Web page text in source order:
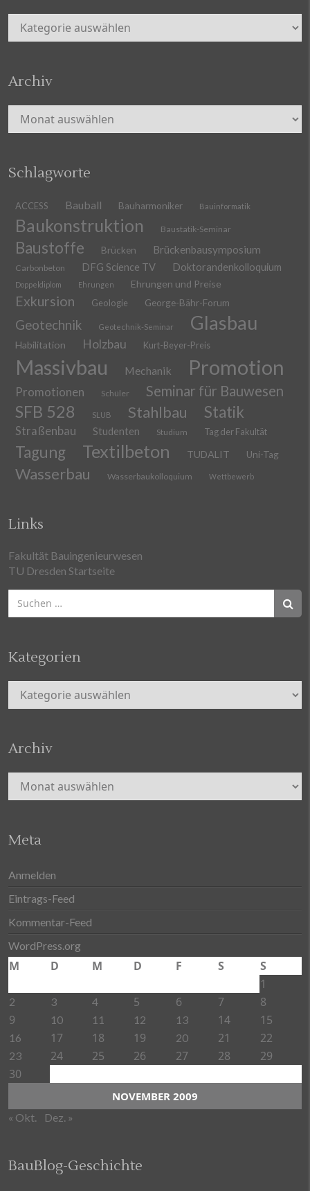
Kategorien
Archiv
Archiv
Schlagworte
ACCESS Bauball Bauharmoniker Bauinformatik
Baukonstruktion Baustatik-Seminar
Baustoffe Brücken Brückenbausymposium
Carbonbeton DFG Science TV Doktorandenkolloquium
Doppeldiplom Ehrungen Ehrungen und Preise
Exkursion Geologie George-Bähr-Forum
Geotechnik Geotechnik-Seminar Glasbau
Habilitation Holzbau Kurt-Beyer-Preis
Massivbau Mechanik Promotion
Promotionen Schüler Seminar für Bauwesen
SFB 528 SLUB Stahlbau Statik
Straßenbau Studenten Studium Tag der Fakultät
Tagung Textilbeton TUDALIT Uni-Tag
Wasserbau Wasserbaukolloquium Wettbewerb
Links
Fakultät Bauingenieurwesen
TU Dresden Startseite
Suchen
nach:
Kategorien
Kategorien
Archiv
Archiv
Meta
Anmelden
Eintrags-Feed
Kommentar-Feed
WordPress.org
NOVEMBER 2009
M D M D F S
S
1
2 3 4 5 6 7
8
9
10 11 12 13 14 15
16 17 18 19 20 21 22
23 24 25 26 27 28
29
30
« Okt. Dez. »
BauBlog-Geschichte